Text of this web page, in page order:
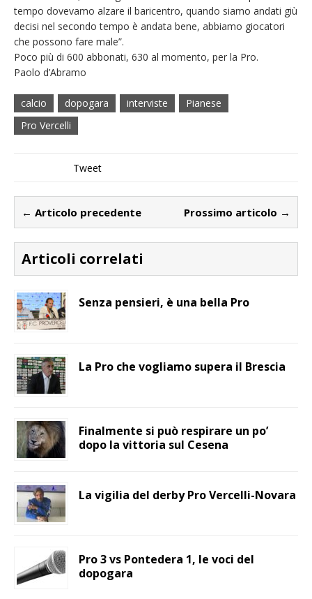
tempo dovevamo alzare il baricentro, quando siamo andati giù
decisi nel secondo tempo è andata bene, abbiamo giocatori
che possono fare male”.
Poco più di 600 abbonati, 630 al momento, per la Pro.
Paolo d’Abramo
calcio dopogara interviste
Pianese
Pro Vercelli
Tweet
← Articolo precedente Prossimo articolo →
Articoli correlati
Senza pensieri, è una bella Pro
La Pro che vogliamo supera il Brescia
Finalmente si può respirare un po’
dopo la vittoria sul Cesena
La vigilia del derby Pro Vercelli-Novara
Pro 3 vs Pontedera 1, le voci del
dopogara